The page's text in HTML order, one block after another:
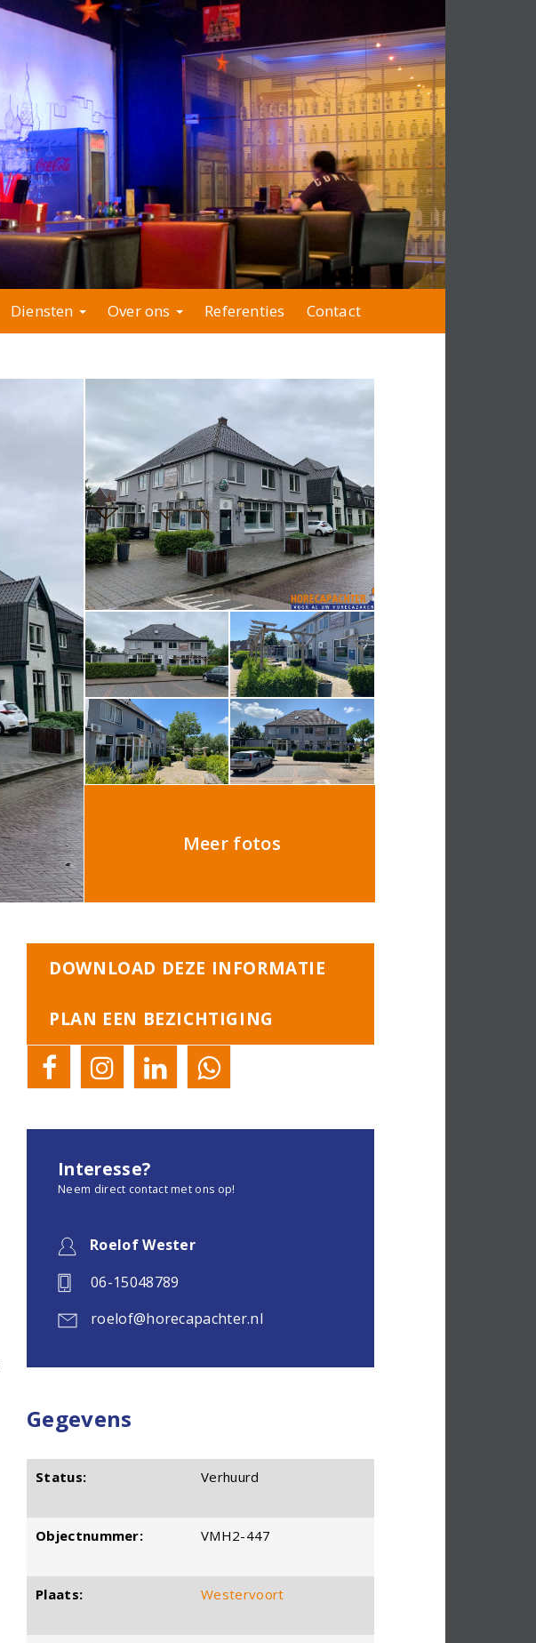
Diensten Over ons Referenties Contact
Meer fotos
DOWNLOAD DEZE INFORMATIE
PLAN EEN BEZICHTIGING
Interesse?
Neem direct contact met ons op!
Roelof Wester
06-15048789
roelof@horecapachter.nl
Gegevens
Status: Verhuurd
Objectnummer: VMH2-447
Plaats: Westervoort